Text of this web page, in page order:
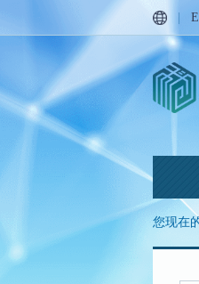
您现在